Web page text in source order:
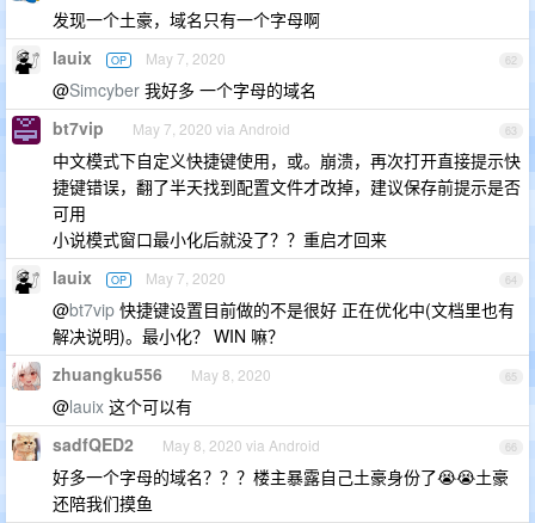
发现一个土豪，域名只有一个字母啊
62
lauix OP May 7, 2020
@Simcyber 我好多 一个字母的域名
63
bt7vip May 7, 2020 via Android
中文模式下自定义快捷键使用，或。崩溃，再次打开直接提示快
捷键错误，翻了半天找到配置文件才改掉，建议保存前提示是否
可用
小说模式窗口最小化后就没了？？重启才回来
64
lauix OP May 7, 2020
@bt7vip 快捷键设置目前做的不是很好 正在优化中(文档里也有
解决说明)。最小化？ WIN 嘛？
65
zhuangku556 May 8, 2020
@lauix 这个可以有
66
sadfQED2 May 8, 2020 via Android
好多一个字母的域名？？？楼主暴露自己土豪身份了😭😭土豪
还陪我们摸鱼